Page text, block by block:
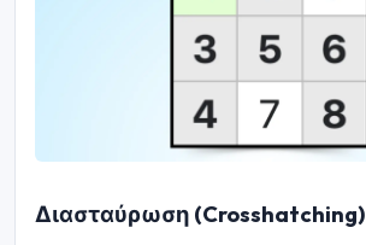
Διασταύρωση (Crosshatching)